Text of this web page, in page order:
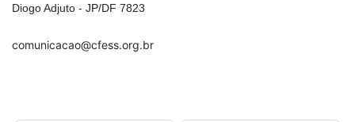
Diogo Adjuto - JP/DF 7823
comunicacao@cfess.org.br